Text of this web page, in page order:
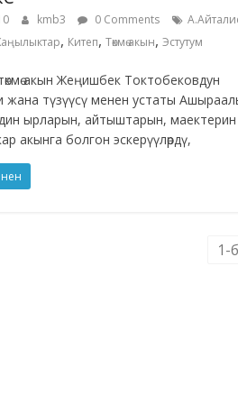
kmb3 0 Comments
, Китеп, Төкмө акын, Эстутум
акын Жеңишбек Токтобековдун
жана түзүүсү менен устаты
ырларын, айтыштарын, маектерин
акынга болгон эскерүүлөрдү,
1-